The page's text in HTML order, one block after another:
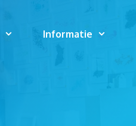
Informatie